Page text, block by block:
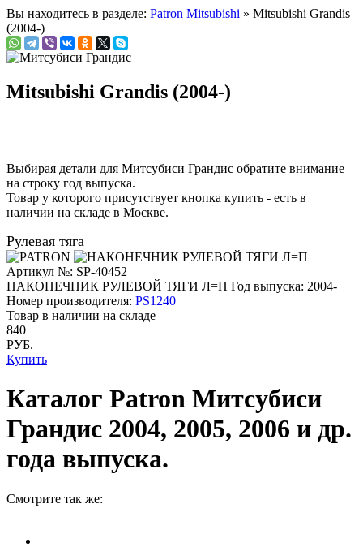
Вы находитесь в разделе: Patron Mitsubishi » Mitsubishi Grandis
(2004-)
Mitsubishi Grandis (2004-)
Выбирая детали для Митсубиси Грандис обратите внимание
на строку год выпуска.
Товар у которого присутствует кнопка купить - есть в
наличии на складе в Москве.
Рулевая тяга
Артикул №: SP-40452
НАКОНЕЧНИК РУЛЕВОЙ ТЯГИ Л=П Год выпуска: 2004-
Номер производителя: PS1240
Товар в наличии на складе
840
РУБ.
Купить
Каталог Patron Митсубиси
Грандис 2004, 2005, 2006 и др.
года выпуска.
Смотрите так же: